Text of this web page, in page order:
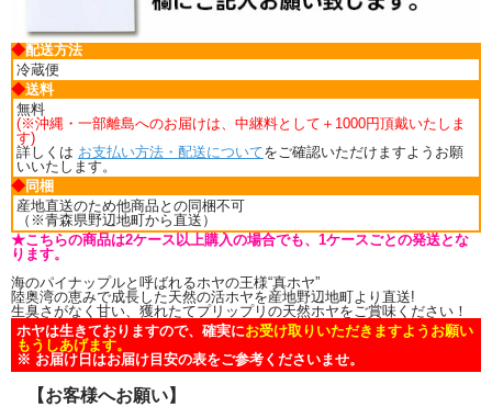
◆配送方法
冷蔵便
◆送料
無料
(※沖縄・一部離島へのお届けは、中継料として＋1000円頂戴いたしま
す)
詳しくは お支払い方法・配送についてをご確認いただけますようお願
いいたします。
◆同梱
産地直送のため他商品との同梱不可
（※青森県野辺地町から直送）
★こちらの商品は2ケース以上購入の場合でも、1ケースごとの発送とな
ります。
海のパイナップルと呼ばれるホヤの王様“真ホヤ”
陸奥湾の恵みで成長した天然の活ホヤを産地野辺地町より直送!
生臭さがなく甘い、獲れたてプリップリの天然ホヤをご賞味ください！
ホヤは生きておりますので、確実にお受け取りいただきますようお願い
もうしあげます。
※ お届け日はお届け目安の表をご参考くださいませ。
【お客様へお願い】